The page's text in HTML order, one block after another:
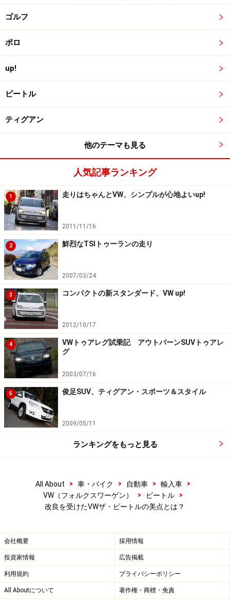
からの車両の接近を知らせる「ブラインドスポットディ
「リヤトラフィックアラート」を設定している。
さて、新しく生まれ変わったVWザ・ビートルは、ボディ
カラーや内装色で仕様を吟味する女性ユーザーの比率が
高いとのこと。だが、フォルクスワーゲンに求める安全
人が多いはずだ。
ベーシックなエンジン搭載車でもパワー不
足はなし
1.2LのSOHCターボは105ps/175Nmというスペック。トラン
スミッションは、デュアルクラッチトランスミッションの7
速DSG。
新色の「ボトルグリーンメタリック」をまとう「ザ・ビ
ートル・デザイン」に試乗した。1.2L直列4気筒SOHCに
7速DSGを組み合わせるパワートレーンは、
105ps/5000rpm、175Nm/1500-4100rpmというパワー/
トルクで改良前と変わっていない。
数値を見る限り、それほどパワフル（トルクフル）では
ないような気がするが、1人乗車で街乗りやワインディ
ングだと速い!! といえるもので、1.2Lターボで十分と思
わせてくれる。
ターボラグはもちろん感じられるが、デュアルクラッチ
低速域のマナーは、ATやCVT車とは違った振る舞いを見
せるからこうしたトランスミッションからの乗り替えだ
と違和感を覚えるかもしれない。それでも、スムーズな
う。
また、硬質な乗り味もフォルクスワーゲンらしいものだ
が、荒れた路面でもボディの揺れが素早く収まるから決
して不快ではない。VWに期待するしっかり感のある走り
ゴルフ
ポロ
up!
ビートル
ティグアン
他のテーマも見る
人気記事ランキング
1 走りはちゃんとVW、シンプルが心地よいup!
2011/11/16
2 鮮烈なTSIトゥーランの走り
2007/03/24
3 コンパクトの新スタンダード、VW up!
2012/10/17
4
VWトゥアレグ試乗記 アウトバーンSUVトゥアレ
グ
2003/07/16
5 俊足SUV、ティグアン・スポーツ＆スタイル
2009/05/11
ランキングをもっと見る
All About > 車・バイク > 自動車 > 輸入車
>
VW（フォルクスワーゲン）
> ビートル
>
改良を受けたVWザ・ビートルの美点とは？
会社概要 採用情報
投資家情報 広告掲載
利用規約 プライバシーポリシー
All Aboutについて 著作権・商標・免責